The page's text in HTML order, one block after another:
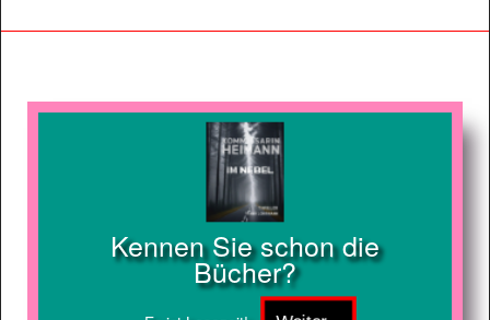
Kennen Sie schon die
Bücher?